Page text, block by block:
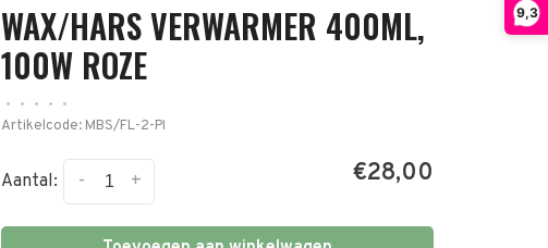
9,3
WAX/HARS VERWARMER 400ML,
100W ROZE
• • • •
•
Artikelcode: MBS/FL-2-PI
Aantal: +
- €28,00